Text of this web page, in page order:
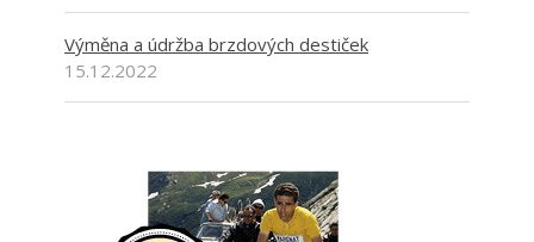
Výměna a údržba brzdových destiček
15.12.2022